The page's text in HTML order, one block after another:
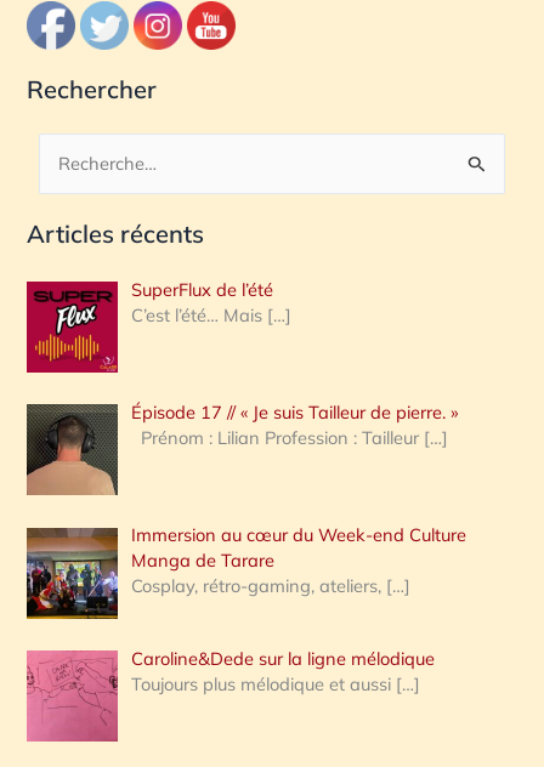
Rechercher
c
e
r
c
h
e
:
Articles récents
SuperFlux de l’été
C’est l’été… Mais […]
Épisode 17 // « Je suis Tailleur de pierre. »
Prénom : Lilian Profession : Tailleur […]
Immersion au cœur du Week-end Culture
Manga de Tarare
Cosplay, rétro-gaming, ateliers, […]
Caroline&Dede sur la ligne mélodique
Toujours plus mélodique et aussi […]